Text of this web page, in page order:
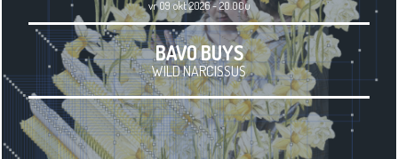
vr 09 okt 2026 - 20.00u
BAVO BUYS
WILD NARCISSUS